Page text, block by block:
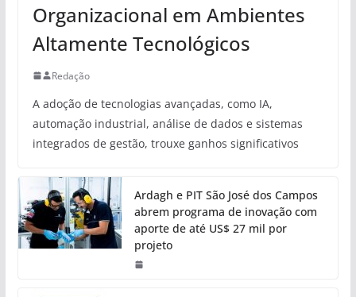
Organizacional em Ambientes
Altamente Tecnológicos
Redação
A adoção de tecnologias avançadas, como IA,
automação industrial, análise de dados e sistemas
integrados de gestão, trouxe ganhos significativos
Ardagh e PIT São José dos Campos
abrem programa de inovação com
aporte de até US$ 27 mil por
projeto